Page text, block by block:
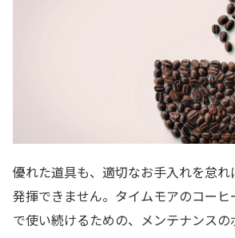
優れた道具も、適切なお手入れを怠
発揮できません。タイムモアのコー
で使い続けるための、メンテナンス